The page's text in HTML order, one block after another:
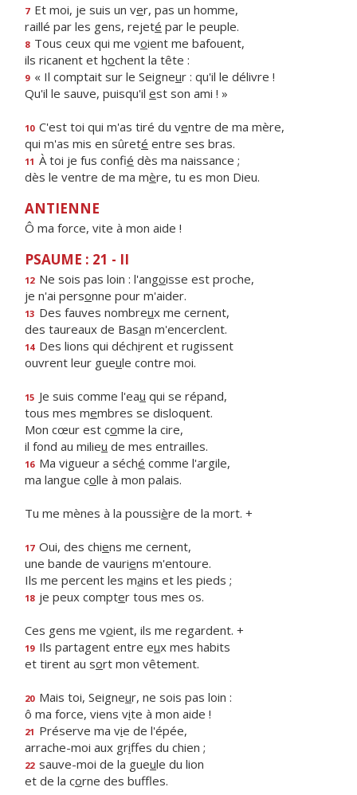
7 Et moi, je suis un ver, pas un homme,
raillé par les gens, rejeté par le peuple.
8 Tous ceux qui me voient me bafouent,
ils ricanent et hochent la tête :
9 « Il comptait sur le Seigneur : qu'il le délivre !
Qu'il le sauve, puisqu'il est son ami ! »
10 C'est toi qui m'as tiré du ventre de ma mère,
qui m'as mis en sûreté entre ses bras.
11 À toi je fus confié dès ma naissance ;
dès le ventre de ma mère, tu es mon Dieu.
ANTIENNE
Ô ma force, vite à mon aide !
PSAUME : 21 - II
12 Ne sois pas loin : l'angoisse est proche,
je n'ai personne pour m'aider.
13 Des fauves nombreux me cernent,
des taureaux de Basan m'encerclent.
14 Des lions qui déchirent et rugissent
ouvrent leur gueule contre moi.
15 Je suis comme l'eau qui se répand,
tous mes membres se disloquent.
Mon cœur est comme la cire,
il fond au milieu de mes entrailles.
16 Ma vigueur a séché comme l'argile,
ma langue colle à mon palais.
Tu me mènes à la poussière de la mort. +
17 Oui, des chiens me cernent,
une bande de vauriens m'entoure.
Ils me percent les mains et les pieds ;
18 je peux compter tous mes os.
Ces gens me voient, ils me regardent. +
19 Ils partagent entre eux mes habits
et tirent au sort mon vêtement.
20 Mais toi, Seigneur, ne sois pas loin :
ô ma force, viens vite à mon aide !
21 Préserve ma vie de l'épée,
arrache-moi aux griffes du chien ;
22 sauve-moi de la gueule du lion
et de la corne des buffles.